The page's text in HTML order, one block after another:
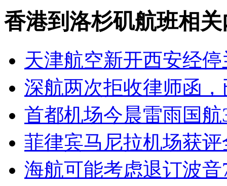
香港到洛杉矶航班相
天津航空新开西安经
深航两次拒收律师函
首都机场今晨雷雨国
菲律宾马尼拉机场获
海航可能考虑退订波音